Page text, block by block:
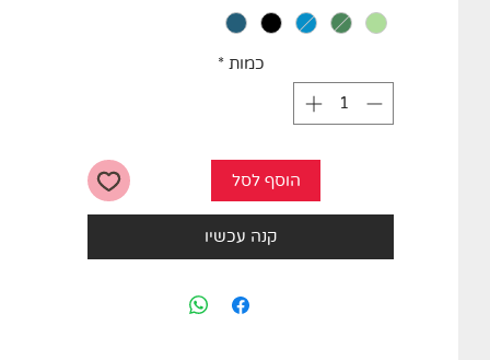
כמות *
הוסף לסל
קנה עכשיו